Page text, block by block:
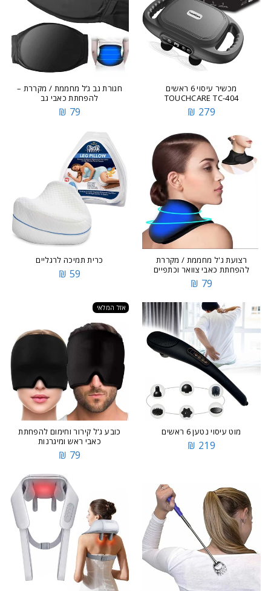
מכשיר עיסוי 6 ראשים
TOUCHCARE TC-404
279 ₪
חגורת גב ג’ל מחממת / מקררת –
להפחתת כאבי גב
79 ₪
רצועת ג'ל מחממת / מקררת
להפחתת כאבי צוואר וכתפיים
79 ₪
כרית תמיכה לרגליים
59 ₪
מוט עיסוי נטען 6 ראשים
219 ₪
אזל המלאי
כובע ג'ל קירור וחימום להפחתת
כאבי ראש ומיגרנות
79 ₪